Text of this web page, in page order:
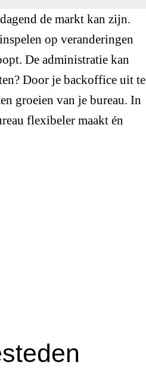
de markt kan zijn.
op veranderingen
De administratie kan
Door je backoffice uit te
groeien van je bureau. In
flexibeler maakt én